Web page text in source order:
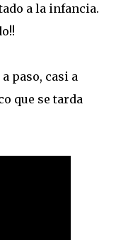
a la infancia.
paso, casi a
que se tarda